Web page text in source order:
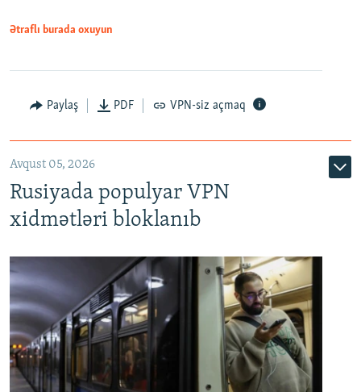
Ətraflı burada oxuyun
Paylaş PDF VPN-siz açmaq
Avqust 05, 2026
Rusiyada populyar VPN
xidmətləri bloklanıb